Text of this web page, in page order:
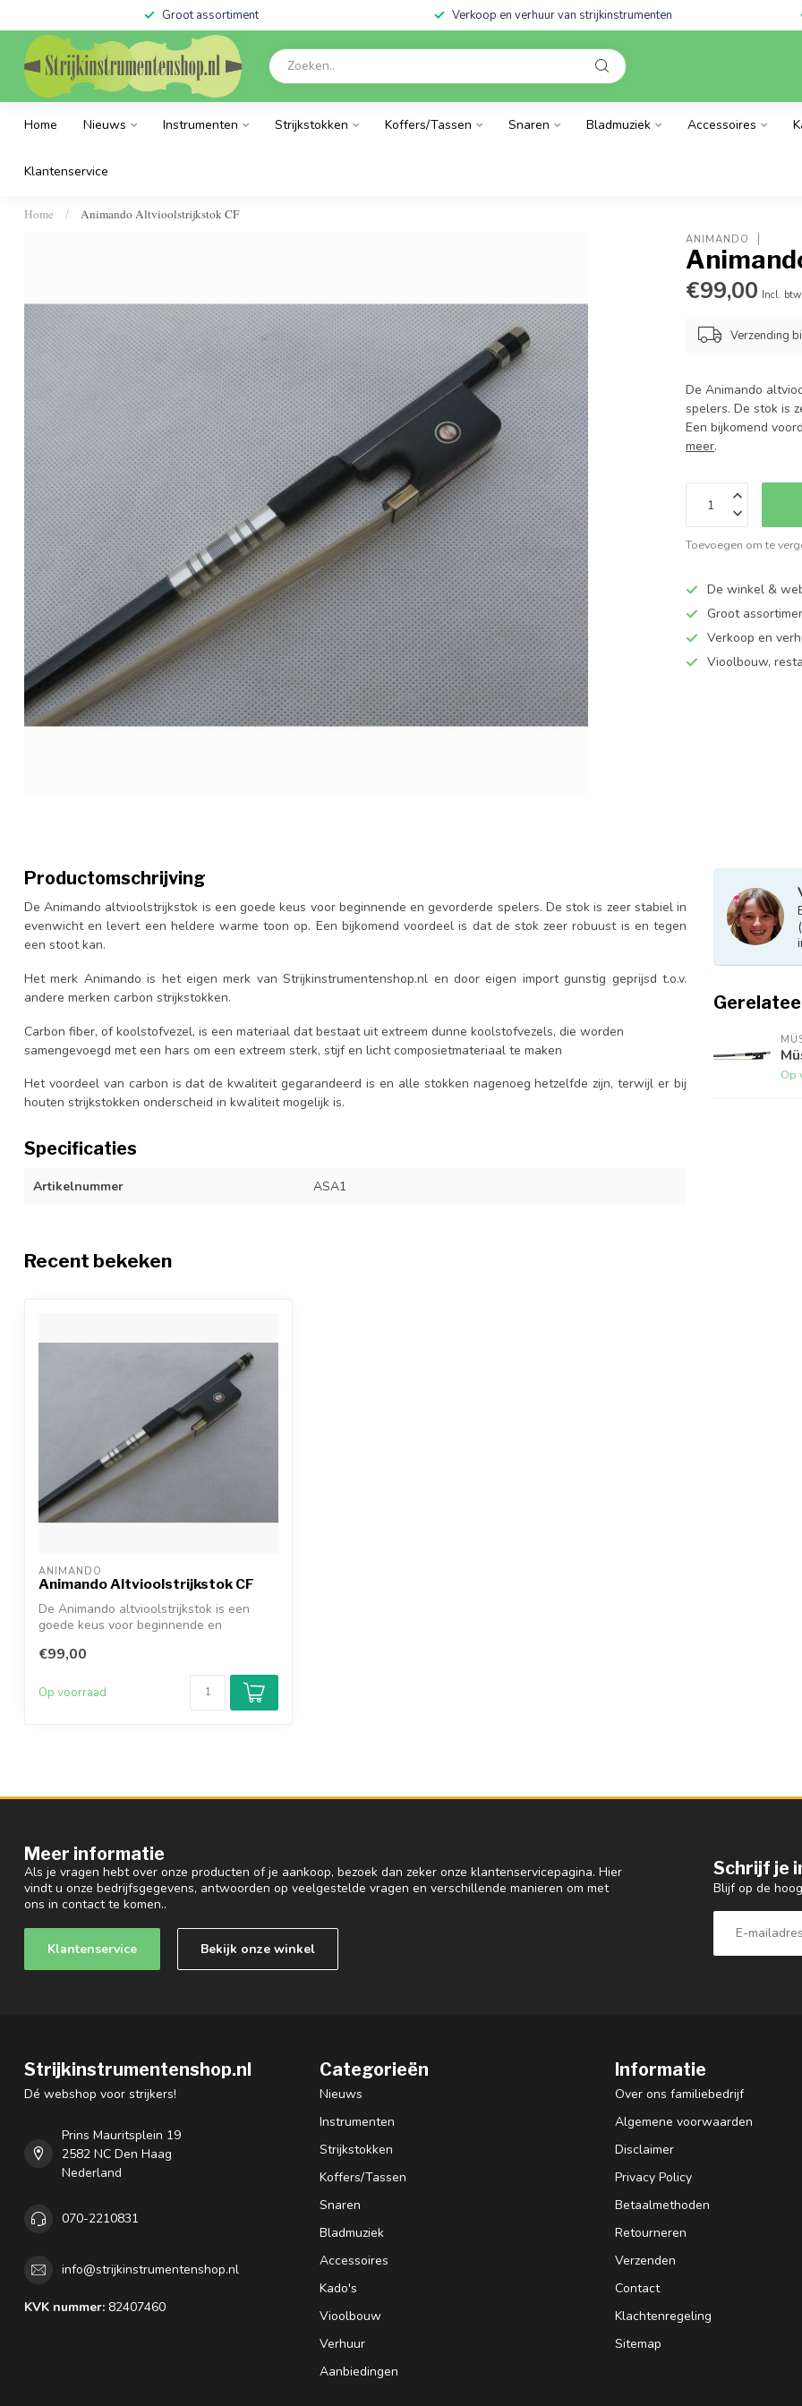
Groot assortiment Verkoop en verhuur van strijkinstrumenten
Home Nieuws Instrumenten Strijkstokken Koffers/Tassen Snaren Bladmuziek Accessoires
Klantenservice
Home / Animando Altvioolstrijkstok CF
ANIMANDO
€99,00 Incl. btw
Verzending
De Animando
spelers. De stok is
Een bijkomend
meer.
Toevoegen om te
De winkel &
Groot
Verkoop en
Vioolbouw,
Productomschrijving
De Animando altvioolstrijkstok is een goede keus voor beginnende en gevorderde spelers. De stok is zeer stabiel in
evenwicht en levert een heldere warme toon op. Een bijkomend voordeel is dat de stok zeer robuust is en tegen
een stoot kan.
Het merk Animando is het eigen merk van Strijkinstrumentenshop.nl en door eigen import gunstig geprijsd t.o.v.
andere merken carbon strijkstokken.
Carbon fiber, of koolstofvezel, is een materiaal dat bestaat uit extreem dunne koolstofvezels, die worden
samengevoegd met een hars om een extreem sterk, stijf en licht composietmateriaal te maken
Het voordeel van carbon is dat de kwaliteit gegarandeerd is en alle stokken nagenoeg hetzelfde zijn, terwijl er bij
houten strijkstokken onderscheid in kwaliteit mogelijk is.
Specificaties
Artikelnummer ASA1
Op
Recent bekeken
ANIMANDO
Animando Altvioolstrijkstok CF
De Animando altvioolstrijkstok is een
goede keus voor beginnende en
€99,00
Op voorraad
Meer informatie
Als je vragen hebt over onze producten of je aankoop, bezoek dan zeker onze klantenservicepagina. Hier
vindt u onze bedrijfsgegevens, antwoorden op veelgestelde vragen en verschillende manieren om met
ons in contact te komen..
Klantenservice Bekijk onze winkel
Schrijf je
Blijf op de
Strijkinstrumentenshop.nl
Dé webshop voor strijkers!
Prins Mauritsplein 19
2582 NC Den Haag
Nederland
070-2210831
info@strijkinstrumentenshop.nl
KVK nummer: 82407460
Categorieën
Nieuws
Instrumenten
Strijkstokken
Koffers/Tassen
Snaren
Bladmuziek
Accessoires
Kado's
Vioolbouw
Verhuur
Aanbiedingen
Informatie
Over ons familiebedrijf
Algemene voorwaarden
Disclaimer
Privacy Policy
Betaalmethoden
Retourneren
Verzenden
Contact
Klachtenregeling
Sitemap